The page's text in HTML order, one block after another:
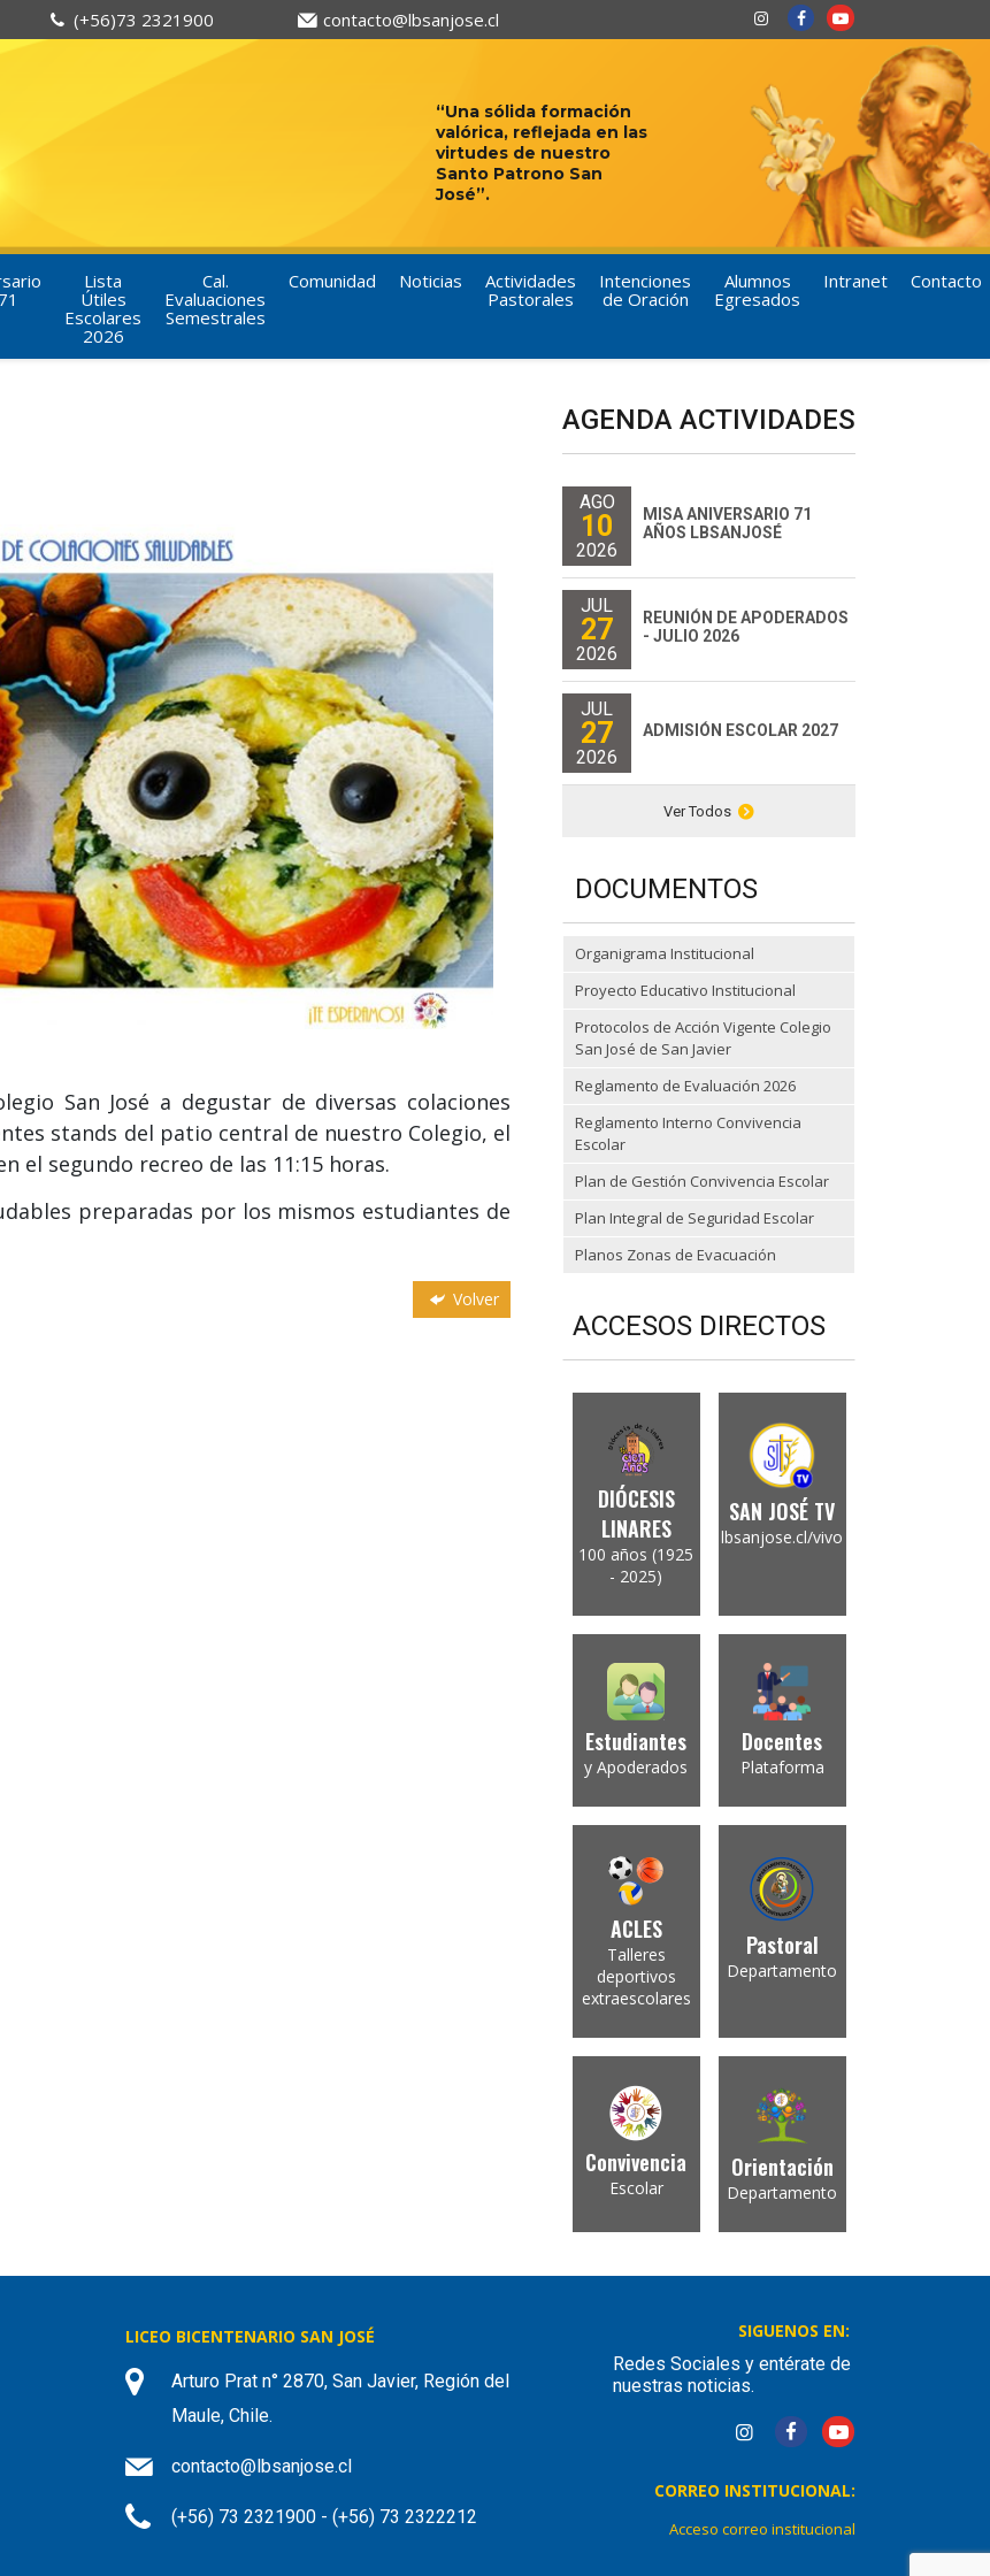
(+56)73 2321900 contacto@lbsanjose.cl
“Una sólida formación
valórica, reflejada en las
virtudes de nuestro
Santo Patrono San
José”.
Lista
Útiles
Escolares
2026
Cal.
Evaluaciones
Semestrales
Comunidad Noticias
Actividades
Pastorales
Intenciones
de Oración
Alumnos
Egresados
Intranet Contacto
San José a degustar de diversas colaciones
stands del patio central de nuestro Colegio, el
el segundo recreo de las 11:15 horas.
preparadas por los mismos estudiantes de
Volver
AGENDA ACTIVIDADES
AGO
10
2026
MISA ANIVERSARIO 71
AÑOS LBSANJOSÉ
JUL
27
2026
REUNIÓN DE APODERADOS
- JULIO 2026
JUL
27
2026
ADMISIÓN ESCOLAR 2027
Ver Todos
DOCUMENTOS
Organigrama Institucional
Proyecto Educativo Institucional
Protocolos de Acción Vigente Colegio
San José de San Javier
Reglamento de Evaluación 2026
Reglamento Interno Convivencia
Escolar
Plan de Gestión Convivencia Escolar
Plan Integral de Seguridad Escolar
Planos Zonas de Evacuación
ACCESOS DIRECTOS
DIÓCESIS
LINARES
100 años (1925
- 2025)
SAN JOSÉ TV
lbsanjose.cl/vivo
Estudiantes
y Apoderados
Docentes
Plataforma
ACLES
Talleres
deportivos
extraescolares
Pastoral
Departamento
Convivencia
Escolar
Orientación
Departamento
LICEO BICENTENARIO SAN JOSÉ
Arturo Prat n° 2870, San Javier, Región del
Maule, Chile.
contacto@lbsanjose.cl
(+56) 73 2321900 - (+56) 73 2322212
SIGUENOS EN:
Redes Sociales y entérate de
nuestras noticias.
CORREO INSTITUCIONAL:
Acceso correo institucional